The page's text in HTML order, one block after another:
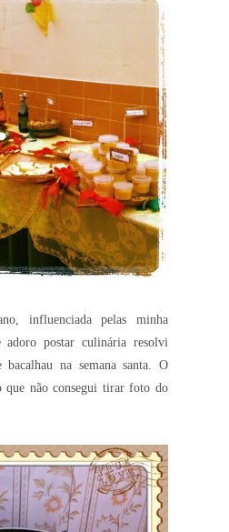
influenciada pelas minha
adoro postar culinária resolvi
bacalhau na semana santa. O
que não consegui tirar foto do